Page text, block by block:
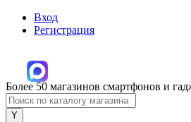
Вход
Регистрация
Более 50 магазинов смартфонов и